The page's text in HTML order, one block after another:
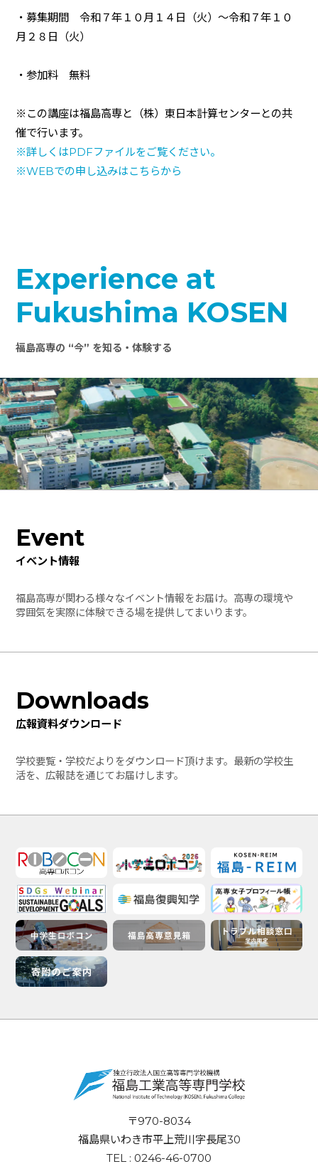
・募集期間 令和７年１０月１４日（火）～令和７年１０
月２８日（火）
・参加料 無料
※この講座は福島高専と（株）東日本計算センターとの共
催で行います。
※詳しくはPDFファイルをご覧ください。
※WEBでの申し込みはこちらから
Experience at
Fukushima KOSEN
福島高専の “今” を知る・体験する
Event
イベント情報
福島高専が関わる様々なイベント情報をお届け。高専の環境や
雰囲気を実際に体験できる場を提供してまいります。
Downloads
広報資料ダウンロード
学校要覧・学校だよりをダウンロード頂けます。最新の学校生
活を、広報誌を通じてお届けします。
〒970-8034
福島県いわき市平上荒川字長尾30
TEL : 0246-46-0700